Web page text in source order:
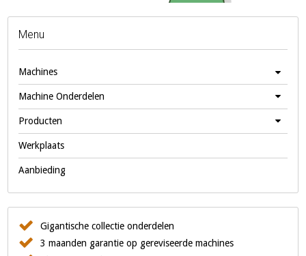
Menu
Machines
Machine Onderdelen
Producten
Werkplaats
Aanbieding
Gigantische collectie onderdelen
3 maanden garantie op gereviseerde machines